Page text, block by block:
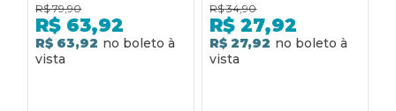
R$ 79,90
R$ 63,92
R$ 63,92
R$ 34,90
R$ 27,92
R$ 27,92